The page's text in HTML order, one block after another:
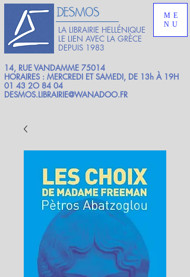
LA LIBRAIRIE HELLÉNIQUE
LE LIEN AVEC LA GRÈCE
DEPUIS 1983
ME
NU
14, RUE VANDAMME 75014
HORAIRES : MERCREDI ET SAMEDI, DE 13h À 19H
01 43 2O 84 04
DESMOS.LIBRAIRIE@WANADOO.FR